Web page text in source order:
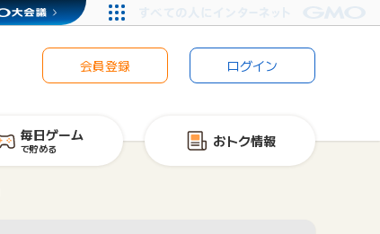
会員登録 ログイン
毎日ゲーム
で貯める おトク情報